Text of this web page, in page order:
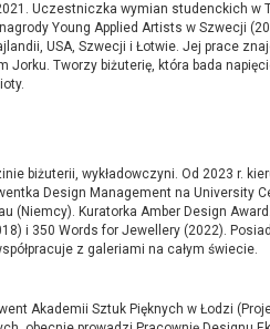
Uczestniczka wymian studenckich w
Young Applied Artists w Szwecji
USA, Szwecji i Łotwie. Jej prace
Jorku. Tworzy biżuterię, która bada
biżuterii, wykładowczyni. Od 2023 r.
Design Management na University
(Niemcy). Kuratorka Amber Design
i 350 Words for Jewellery (2022).
z galeriami na całym świecie.
Akademii Sztuk Pięknych w Łodzi